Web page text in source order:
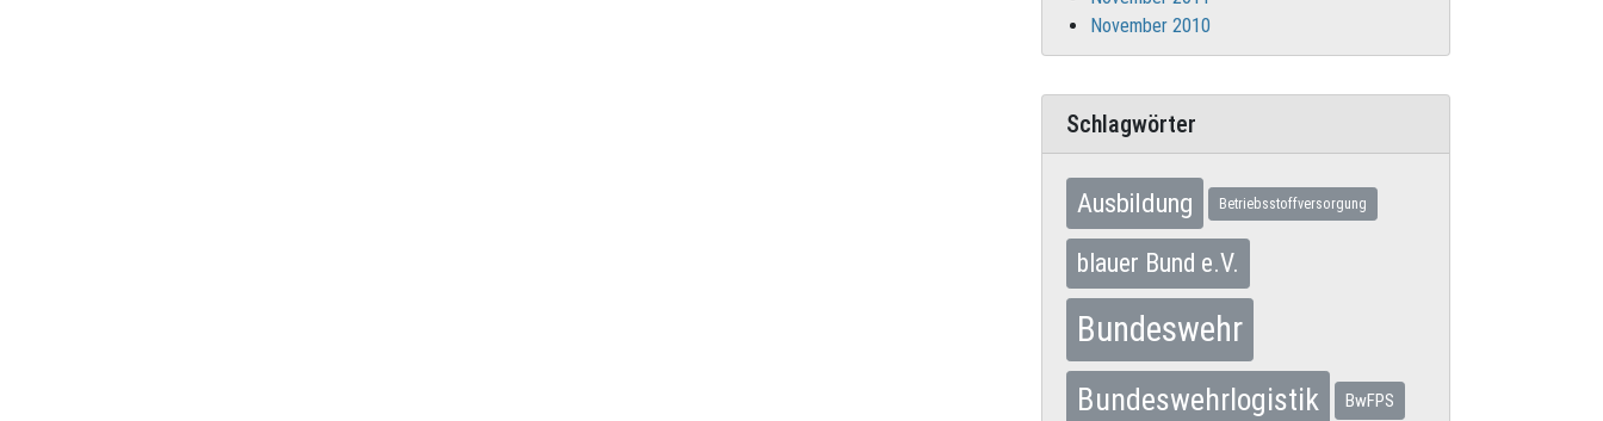
November 2010
Schlagwörter
Ausbildung Betriebsstoffversorgung
blauer Bund e.V.
Bundeswehr
Bundeswehrlogistik BwFPS